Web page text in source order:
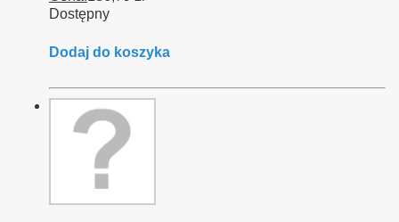
Dostępny
Dodaj do koszyka